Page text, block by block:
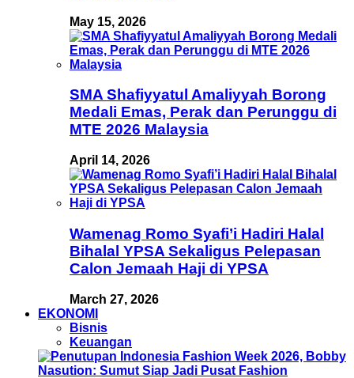
May 15, 2026
SMA Shafiyyatul Amaliyyah Borong
Medali Emas, Perak dan Perunggu di
MTE 2026 Malaysia
April 14, 2026
Wamenag Romo Syafi’i Hadiri Halal
Bihalal YPSA Sekaligus Pelepasan
Calon Jemaah Haji di YPSA
March 27, 2026
EKONOMI
Bisnis
Keuangan